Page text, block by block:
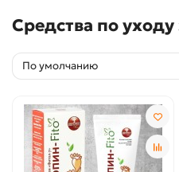
Средства по